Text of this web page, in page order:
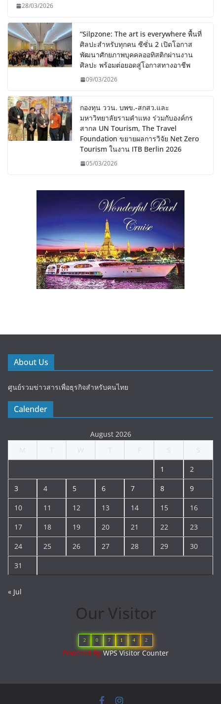
28/03/2026
“Silpzone: The art is everywhere พื้นที่
ศิลปะสำหรับทุกคน ซีซั่น 2 เปิดโอกาส
พัฒนาศักยภาพบุคคลออทิสติกผ่านงาน
ศิลปะ พร้อมต่อยอดสู่โอกาสทางอาชีพ
09/03/2026
กองทุน ววน. บพข.-สกสว.และ
มหาวิทยาลัยรามคำแหง ร่วมกับองค์กร
สากล UN Tourism, The Travel
Foundation ขยายผลการวิจัย Net Zero
Tourism ในงาน ITB Berlin 2026
05/03/2026
About Us
ศูนย์รวมข่าวสารเพื่อธุรกิจสำหรับคนไทย
Calender
August 2026
1 2
3 4 5 6 7 8 9
10 11 12 13 14 15 16
17 18 19 20 21 22 23
24 25 26 27 28 29 30
31
« Jul
Our Visitor
2 0 7 1 4 2
Powered ByWPS Visitor Counter